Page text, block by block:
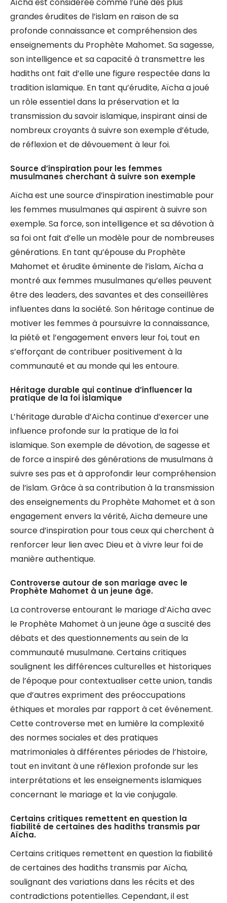
grandes érudites de l’islam en raison de sa
profonde connaissance et compréhension des
enseignements du Prophète Mahomet. Sa sagesse,
son intelligence et sa capacité à transmettre les
hadiths ont fait d’elle une figure respectée dans la
tradition islamique. En tant qu’érudite, Aïcha a joué
un rôle essentiel dans la préservation et la
transmission du savoir islamique, inspirant ainsi de
nombreux croyants à suivre son exemple d’étude,
de réflexion et de dévouement à leur foi.
Source d’inspiration pour les femmes
musulmanes cherchant à suivre son exemple
Aïcha est une source d’inspiration inestimable pour
les femmes musulmanes qui aspirent à suivre son
exemple. Sa force, son intelligence et sa dévotion à
sa foi ont fait d’elle un modèle pour de nombreuses
générations. En tant qu’épouse du Prophète
Mahomet et érudite éminente de l’islam, Aïcha a
montré aux femmes musulmanes qu’elles peuvent
être des leaders, des savantes et des conseillères
influentes dans la société. Son héritage continue de
motiver les femmes à poursuivre la connaissance,
la piété et l’engagement envers leur foi, tout en
s’efforçant de contribuer positivement à la
communauté et au monde qui les entoure.
Héritage durable qui continue d’influencer la
pratique de la foi islamique
L’héritage durable d’Aïcha continue d’exercer une
influence profonde sur la pratique de la foi
islamique. Son exemple de dévotion, de sagesse et
de force a inspiré des générations de musulmans à
suivre ses pas et à approfondir leur compréhension
de l’islam. Grâce à sa contribution à la transmission
des enseignements du Prophète Mahomet et à son
engagement envers la vérité, Aïcha demeure une
source d’inspiration pour tous ceux qui cherchent à
renforcer leur lien avec Dieu et à vivre leur foi de
manière authentique.
Controverse autour de son mariage avec le
Prophète Mahomet à un jeune âge.
La controverse entourant le mariage d’Aïcha avec
le Prophète Mahomet à un jeune âge a suscité des
débats et des questionnements au sein de la
communauté musulmane. Certains critiques
soulignent les différences culturelles et historiques
de l’époque pour contextualiser cette union, tandis
que d’autres expriment des préoccupations
éthiques et morales par rapport à cet événement.
Cette controverse met en lumière la complexité
des normes sociales et des pratiques
matrimoniales à différentes périodes de l’histoire,
tout en invitant à une réflexion profonde sur les
interprétations et les enseignements islamiques
concernant le mariage et la vie conjugale.
Certains critiques remettent en question la
fiabilité de certaines des hadiths transmis par
Aïcha.
Certains critiques remettent en question la fiabilité
de certaines des hadiths transmis par Aïcha,
soulignant des variations dans les récits et des
contradictions potentielles. Cependant, il est